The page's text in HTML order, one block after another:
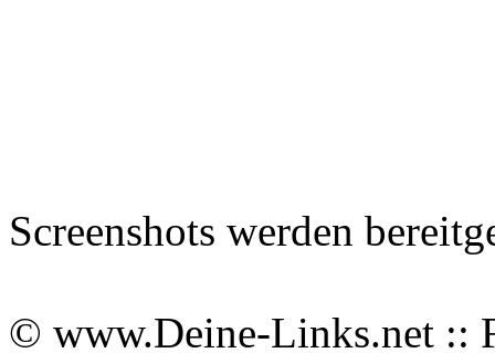
Screenshots werden
© www.Deine-Links.net ::